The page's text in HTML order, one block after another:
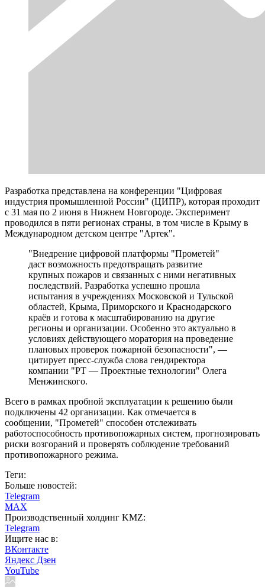
Разработка представлена на конференции "Цифровая
индустрия промышленной России" (ЦИПР), которая проходит
с 31 мая по 2 июня в Нижнем Новгороде. Эксперимент
проводился в пяти регионах страны, в том числе в Крыму в
Международном детском центре "Артек".
"Внедрение цифровой платформы "Прометей"
даст возможность предотвращать развитие
крупных пожаров и связанных с ними негативных
последствий. Разработка успешно прошла
испытания в учреждениях Московской и Тульской
областей, Крыма, Приморского и Краснодарского
краёв и готова к масштабированию на другие
регионы и организации. Особенно это актуально в
условиях действующего моратория на проведение
плановых проверок пожарной безопасности", —
цитирует пресс-служба слова гендиректора
компании "РТ — Проектные технологии" Олега
Менжинского.
Всего в рамках пробной эксплуатации к решению были
подключены 42 организации. Как отмечается в
сообщении, "Прометей" способен отслеживать
работоспособность противопожарных систем, прогнозировать
риски возгораний и проверять соблюдение требований
противопожарного режима.
Теги:
Больше новостей:
Telegram
MAX
Производственный холдинг KMZ:
Telegram
Ищите нас в:
ВКонтакте
Яндекс Дзен
YouTube